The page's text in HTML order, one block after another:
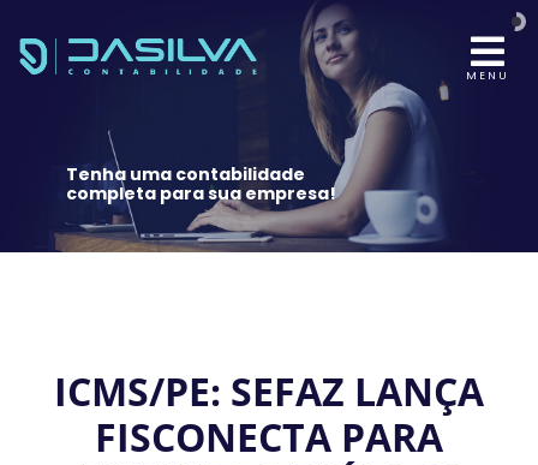
MENU
Tenha uma contabilidade
completa para sua empresa!
ICMS/PE: SEFAZ LANÇA
FISCONECTA PARA